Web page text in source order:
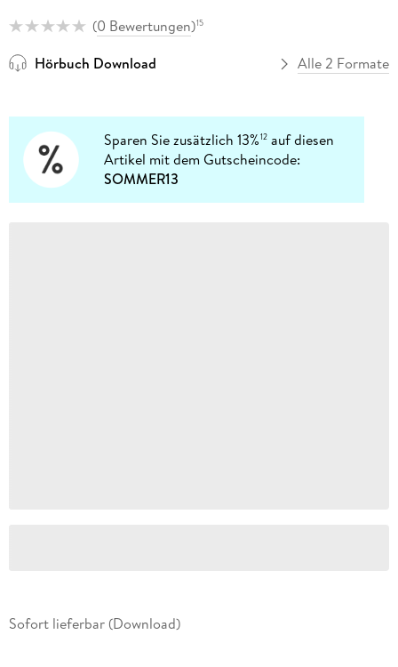
(0 Bewertungen)15
Hörbuch Download Alle 2 Formate
Sparen Sie zusätzlich 13%12 auf diesen
Artikel mit dem Gutscheincode:
SOMMER13
Sofort lieferbar (Download)